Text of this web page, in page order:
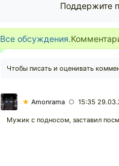
Поддержите
Все обсуждения.
Чтобы писать и оценивать
★ Amonrama ○ 15:35
Мужик с подносом, заставил